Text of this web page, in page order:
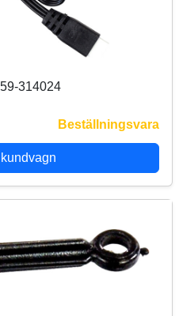
314024
Beställningsvara